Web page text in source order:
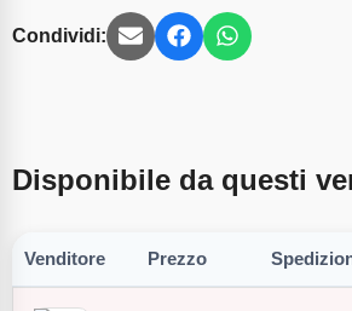
Condividi:
Disponibile da questi
Venditore Prezzo